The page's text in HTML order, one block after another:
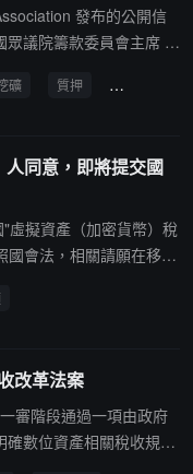
認為現行稅制可能迫使
承擔稅負。支持者稱，
流壓力。不過，民主黨
行業重點仍集中在更廣
），但稅收議題已成為
監管框架立法同步推進。
發布的公開信
眾議院籌款委員會主席 J
Staking Act》按原案通
負擔，並反對在現有文
儘快立法以穩定美國區
礦 質押 稅收規則
同意，即將提交國
虛擬資產（加密貨幣）稅
國會法，相關請願在移交
產轉讓或借貸所得收入
改革法案
審階段通過一項由政府
確數位資產相關稅收規